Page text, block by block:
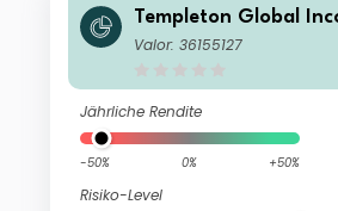
Templeton Global
c)USD
Valor: 36155127
Jährliche Rendite
-50% 0% +50%
Risiko-Level